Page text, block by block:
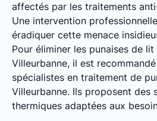
affectés par les traitements
Une intervention
éradiquer cette menace
Pour éliminer les punaises de
Villeurbanne, il est
spécialistes en traitement de
Villeurbanne. Ils proposent des
thermiques adaptées aux